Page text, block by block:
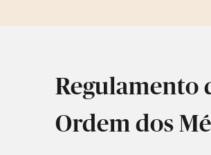
Regulamento
Ordem dos